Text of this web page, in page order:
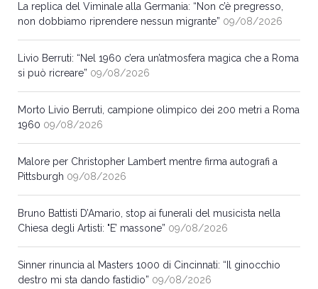
La replica del Viminale alla Germania: “Non c’è pregresso,
non dobbiamo riprendere nessun migrante” 09/08/2026
Livio Berruti: “Nel 1960 c’era un’atmosfera magica che a Roma
si può ricreare” 09/08/2026
Morto Livio Berruti, campione olimpico dei 200 metri a Roma
1960 09/08/2026
Malore per Christopher Lambert mentre firma autografi a
Pittsburgh 09/08/2026
Bruno Battisti D’Amario, stop ai funerali del musicista nella
Chiesa degli Artisti: "E’ massone” 09/08/2026
Sinner rinuncia al Masters 1000 di Cincinnati: “Il ginocchio
destro mi sta dando fastidio” 09/08/2026